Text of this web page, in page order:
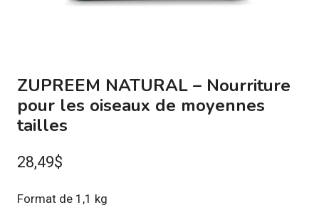
ZUPREEM NATURAL – Nourriture
pour les oiseaux de moyennes
tailles
28,49$
Format de 1,1 kg